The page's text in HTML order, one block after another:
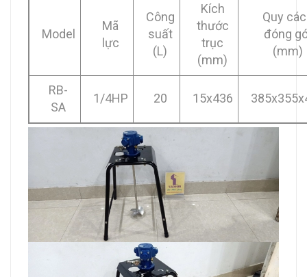
Model
Mã
lực
Công
suất
(L)
Kích
thước
trục
(mm)
Quy
đóng
(mm)
RB-
SA
1/4HP 20 15x436